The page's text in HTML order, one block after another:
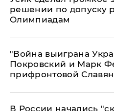
решении по допуску
Олимпиадам
"Война выиграна
Покровский и Марк
прифронтовой
В России начались